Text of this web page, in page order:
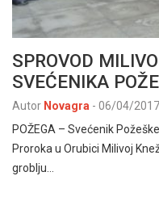
SPROVOD
SVEĆENIKA
Autor Novagra - 06/04/2017
POŽEGA – Svećenik
Proroka u Orubici Milivoj
groblju…